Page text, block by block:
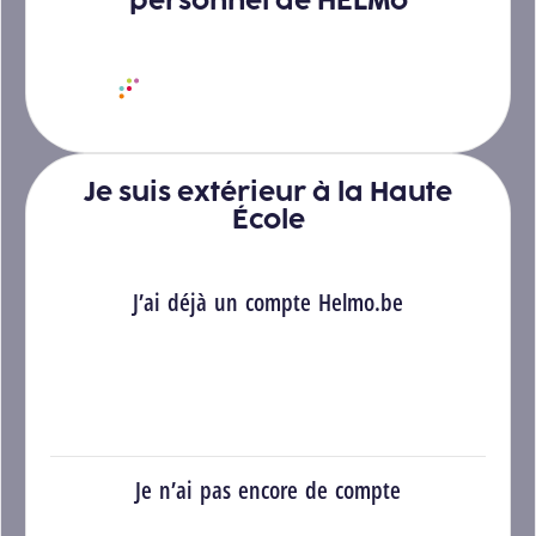
Je suis extérieur à la Haute
École
J’ai déjà un compte Helmo.be
Je n’ai pas encore de compte